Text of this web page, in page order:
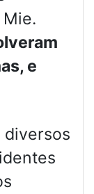
e
diversos